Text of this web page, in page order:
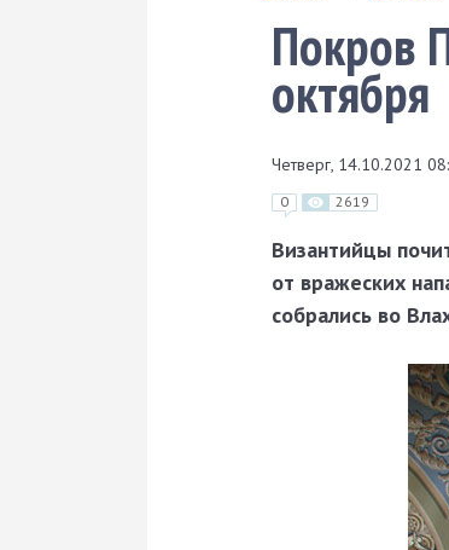
Покров
октября
Четверг, 14.10.2021
0 2619
Византийцы
от вражеских
собрались во